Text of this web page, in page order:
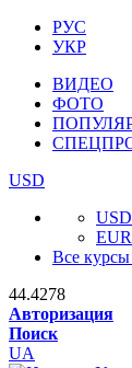
РУС
УКР
ВИДЕО
ФОТО
USD
USD
EUR
Все
44.4278
Авторизация
Поиск
UA